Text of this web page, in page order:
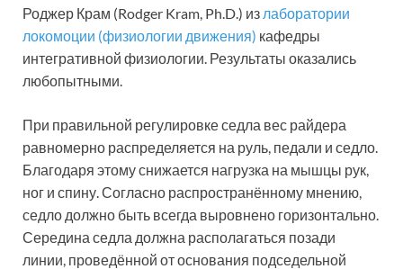
Роджер Крам (Rodger Kram, Ph.D.) из лаборатории
локомоции (физиологии движения) кафедры
интегративной физиологии. Результаты оказались
любопытными.
При правильной регулировке седла вес райдера
равномерно распределяется на руль, педали и седло.
Благодаря этому снижается нагрузка на мышцы рук,
ног и спину. Согласно распространённому мнению,
седло должно быть всегда выровнено горизонтально.
Середина седла должна располагаться позади
линии, проведённой от основания подседельной